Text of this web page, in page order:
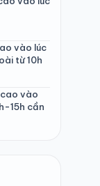
vào lúc
từ 10h
cao vào
15h cần